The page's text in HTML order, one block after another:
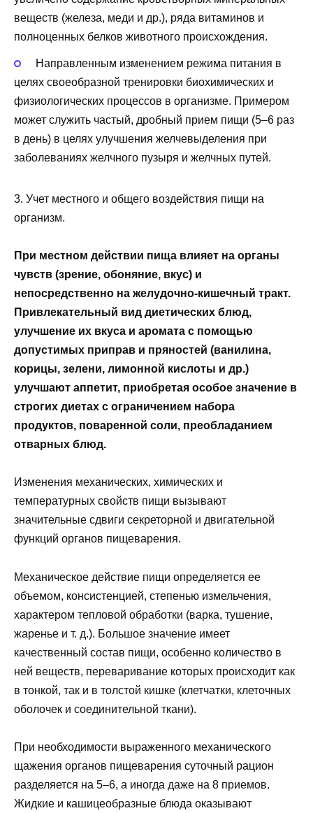
веществ (железа, меди и др.), ряда витаминов и
полноценных белков животного происхождения.
Направленным изменением режима питания в
целях своеобразной тренировки биохимических и
физиологических процессов в организме. Примером
может служить частый, дробный прием пищи (5–6 раз
в день) в целях улучшения желчевыделения при
заболеваниях желчного пузыря и желчных путей.
3. Учет местного и общего воздействия пищи на
организм.
При местном действии пища влияет на органы
чувств (зрение, обоняние, вкус) и
непосредственно на желудочно-кишечный тракт.
Привлекательный вид диетических блюд,
улучшение их вкуса и аромата с помощью
допустимых приправ и пряностей (ванилина,
корицы, зелени, лимонной кислоты и др.)
улучшают аппетит, приобретая особое значение в
строгих диетах с ограничением набора
продуктов, поваренной соли, преобладанием
отварных блюд.
Изменения механических, химических и
температурных свойств пищи вызывают
значительные сдвиги секреторной и двигательной
функций органов пищеварения.
Механическое действие пищи определяется ее
объемом, консистенцией, степенью измельчения,
характером тепловой обработки (варка, тушение,
жаренье и т. д.). Большое значение имеет
качественный состав пищи, особенно количество в
ней веществ, переваривание которых происходит как
в тонкой, так и в толстой кишке (клетчатки, клеточных
оболочек и соединительной ткани).
При необходимости выраженного механического
щажения органов пищеварения суточный рацион
разделяется на 5–6, а иногда даже на 8 приемов.
Жидкие и кашицеобразные блюда оказывают